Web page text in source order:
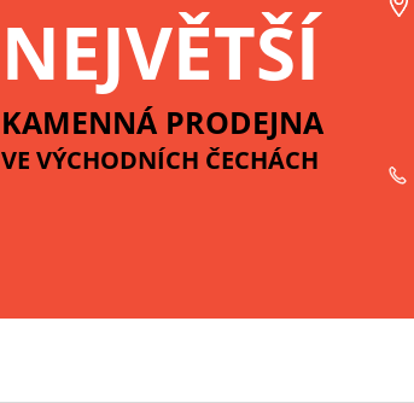
NEJVĚTŠÍ
KAMENNÁ PRODEJNA
VE VÝCHODNÍCH ČECHÁCH